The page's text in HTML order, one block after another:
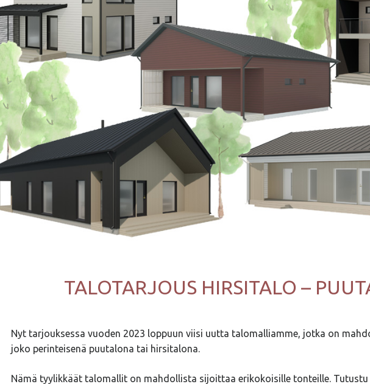
TALOTARJOUS HIRSITALO –
Nyt tarjouksessa vuoden 2023 loppuun viisi uutta talomalliamme, jotka on
joko perinteisenä puutalona tai hirsitalona.
Nämä tyylikkäät talomallit on mahdollista sijoittaa erikokoisille tonteille.